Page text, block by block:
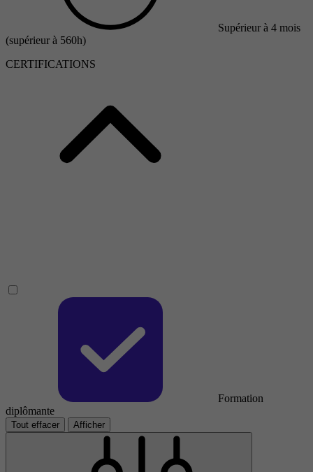
Supérieur à 4 mois
(supérieur à 560h)
CERTIFICATIONS
Formation
diplômante
Tout effacer Afficher